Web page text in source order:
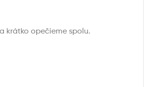
krátko opečieme spolu.